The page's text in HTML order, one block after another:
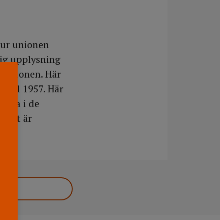
unionen
upplysning
Här
till 1957. Här
i de
sätt är